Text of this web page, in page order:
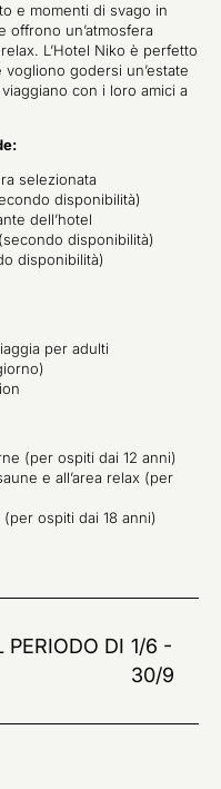
e momenti di svago in
offrono un’atmosfera
L’Hotel Niko è perfetto
godersi un’estate
con i loro amici a
selezionata
disponibilità)
dell’hotel
disponibilità)
disponibilità)
per adulti
(per ospiti dai 12 anni)
e all’area relax (per
ospiti dai 18 anni)
PERIODO DI 1/6 -
30/9